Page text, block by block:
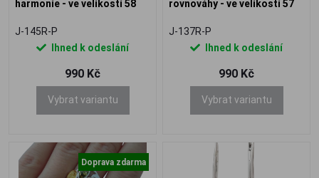
harmonie - ve velikosti 58
J-145R-P
Ihned k odeslání
990 Kč
Vybrat variantu
rovnováhy - ve velikosti 57
J-137R-P
Ihned k odeslání
990 Kč
Vybrat variantu
Doprava zdarma